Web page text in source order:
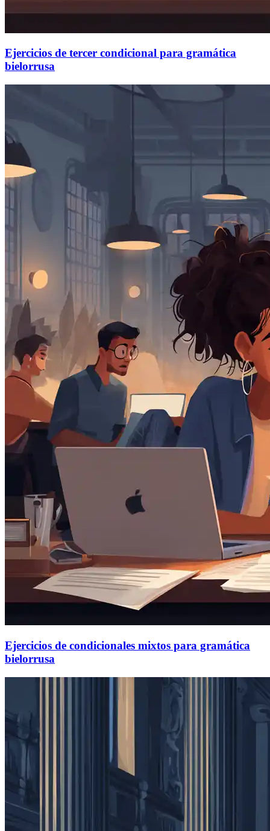
Ejercicios de tercer condicional para gramática
bielorrusa
Ejercicios de condicionales mixtos para gramática
bielorrusa